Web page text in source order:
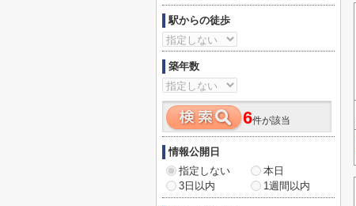
駅からの徒歩
築年数
6件が該当
情報公開日
指定しない
本日
3日以内
1週間以内